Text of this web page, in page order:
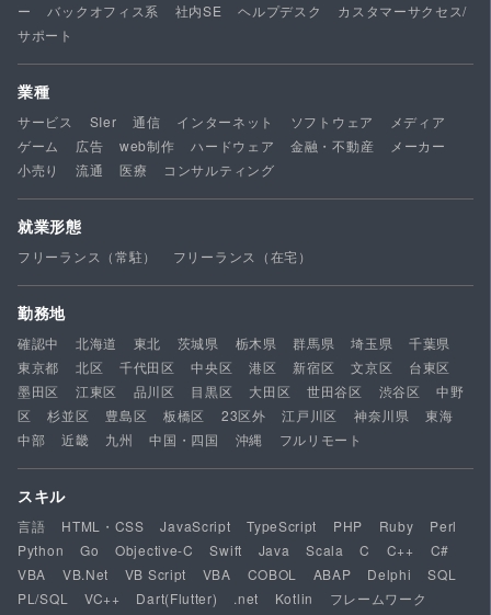
ー
バックオフィス系 社内SE ヘルプデスク
カスタマーサクセス/
サポート
業種
サービス SIer 通信 インターネット ソフトウェア
メディア
ゲーム
広告 web制作 ハードウェア 金融・不動産
メーカー
小売り
流通 医療 コンサルティング
就業形態
フリーランス（常駐） フリーランス（在宅）
勤務地
確認中 北海道 東北 茨城県 栃木県 群馬県 埼玉県
千葉県
東京都
北区 千代田区 中央区 港区 新宿区 文京区
台東区
墨田区
江東区 品川区 目黒区 大田区 世田谷区 渋谷区
中野
区
杉並区 豊島区 板橋区 23区外 江戸川区 神奈川県
東海
中部
近畿 九州 中国・四国 沖縄 フルリモート
スキル
言語 HTML・CSS JavaScript TypeScript PHP Ruby
Perl
Python
Go Objective-C Swift Java Scala C C++
C#
VBA
VB.Net VB Script VBA COBOL ABAP Delphi
SQL
PL/SQL
VC++ Dart(Flutter) .net Kotlin
フレームワーク